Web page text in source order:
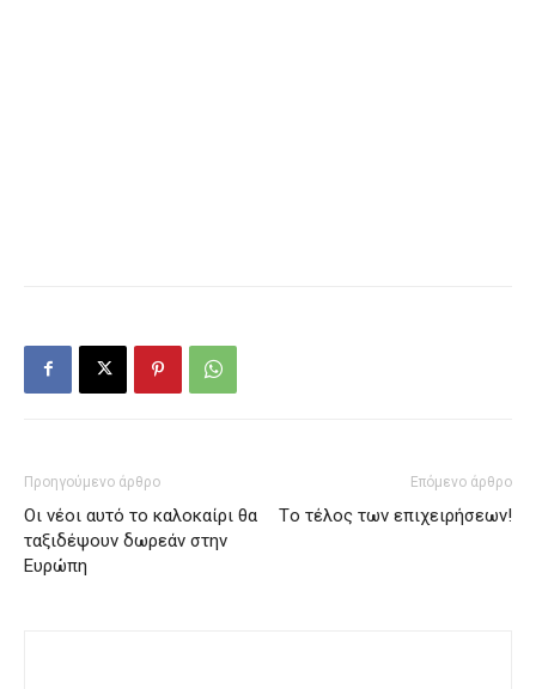
Προηγούμενο άρθρο
Οι νέοι αυτό το καλοκαίρι θα
ταξιδέψουν δωρεάν στην
Ευρώπη
Επόμενο άρθρο
Tο τέλος των επιχειρήσεων!